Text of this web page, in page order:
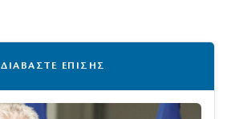
ΔΙΑΒΑΣΤΕ ΕΠΙΣΗΣ